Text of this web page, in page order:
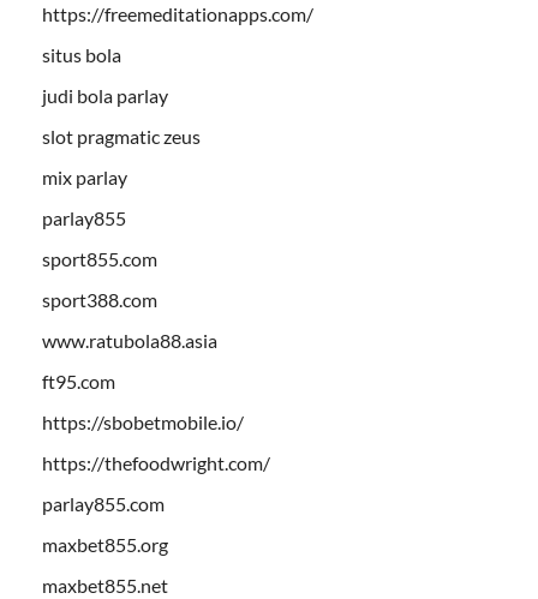
https://freemeditationapps.com/
situs bola
judi bola parlay
slot pragmatic zeus
mix parlay
parlay855
sport855.com
sport388.com
www.ratubola88.asia
ft95.com
https://sbobetmobile.io/
https://thefoodwright.com/
parlay855.com
maxbet855.org
maxbet855.net